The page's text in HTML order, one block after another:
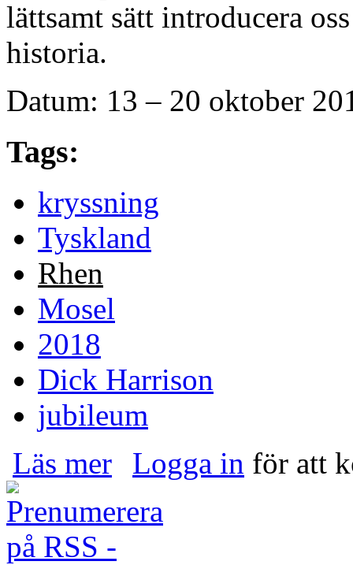
lättsamt sätt introducera
historia.
Datum: 13 – 20 oktober
Tags:
kryssning
Tyskland
Rhen
Mosel
2018
Dick Harrison
jubileum
Läs mer om Jubileumskryssning på Rhen och Mosel
Logga in för att